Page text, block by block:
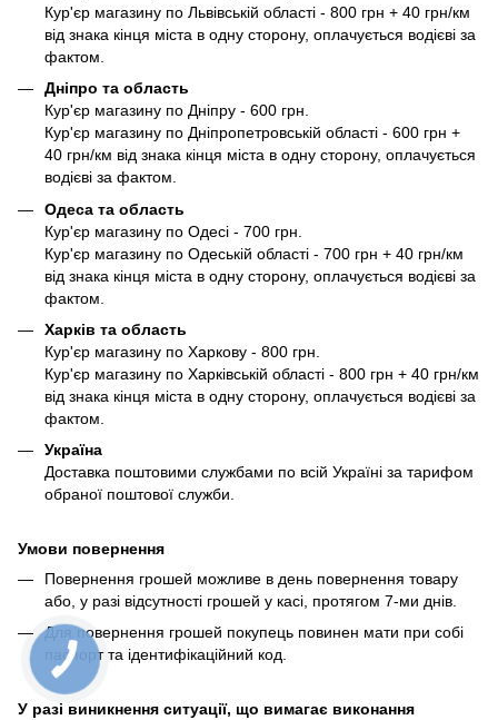
Кур'єр магазину по Львівській області - 800 грн + 40 грн/км
від знака кінця міста в одну сторону, оплачується водієві за
фактом.
Дніпро та область
Кур'єр магазину по Дніпру - 600 грн.
Кур'єр магазину по Дніпропетровській області - 600 грн +
40 грн/км від знака кінця міста в одну сторону, оплачується
водієві за фактом.
Одеса та область
Кур'єр магазину по Одесі - 700 грн.
Кур'єр магазину по Одеській області - 700 грн + 40 грн/км
від знака кінця міста в одну сторону, оплачується водієві за
фактом.
Харків та область
Кур'єр магазину по Харкову - 800 грн.
Кур'єр магазину по Харківській області - 800 грн + 40 грн/км
від знака кінця міста в одну сторону, оплачується водієві за
фактом.
Україна
Доставка поштовими службами по всій Україні за тарифом
обраної поштової служби.
Умови повернення
Повернення грошей можливе в день повернення товару
або, у разі відсутності грошей у касі, протягом 7-ми днів.
Для повернення грошей покупець повинен мати при собі
паспорт та ідентифікаційний код.
У разі виникнення ситуації, що вимагає виконання